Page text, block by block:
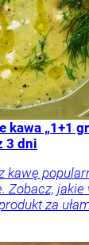
kawa „1+1
3 dni
kawę
Zobacz,
za